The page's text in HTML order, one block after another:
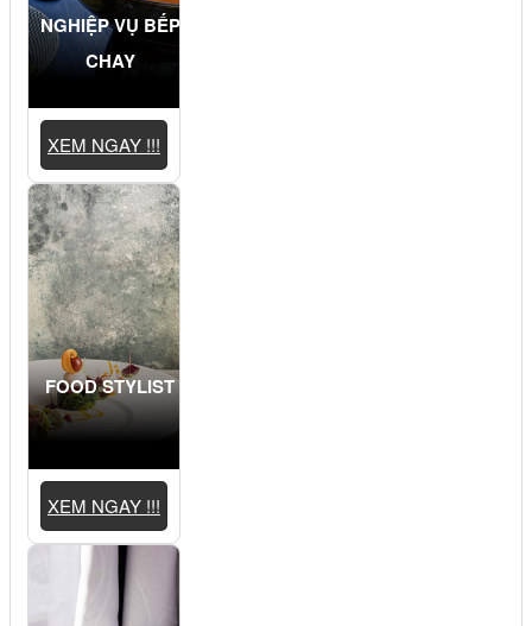
NGHIỆP VỤ BẾP
CHAY
XEM NGAY !!!
FOOD STYLIST
XEM NGAY !!!